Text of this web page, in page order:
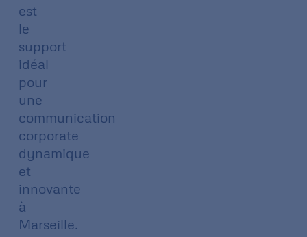
est
le
support
idéal
pour
une
communication
corporate
dynamique
et
innovante
à
Marseille.